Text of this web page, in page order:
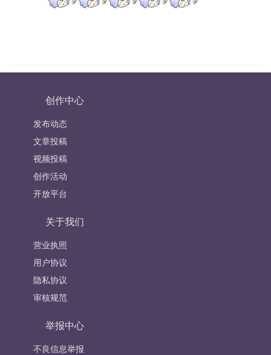
创作中心
发布动态
文章投稿
视频投稿
创作活动
开放平台
关于我们
营业执照
用户协议
隐私协议
审核规范
举报中心
不良信息举报